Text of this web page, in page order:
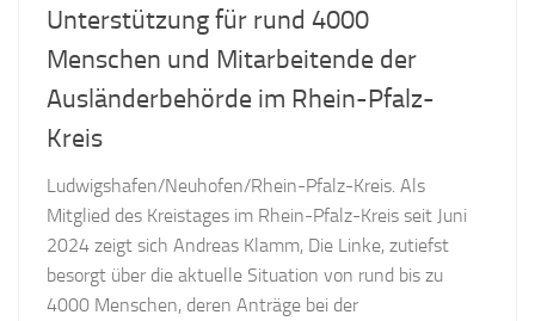
Unterstützung für rund 4000
Menschen und Mitarbeitende der
Ausländerbehörde im Rhein-Pfalz-
Kreis
Ludwigshafen/Neuhofen/Rhein-Pfalz-Kreis. Als
Mitglied des Kreistages im Rhein-Pfalz-Kreis seit Juni
2024 zeigt sich Andreas Klamm, Die Linke, zutiefst
besorgt über die aktuelle Situation von rund bis zu
4000 Menschen, deren Anträge bei der